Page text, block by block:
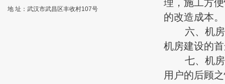
地 址：武汉市武昌区丰收村107号
理，施工方
的改造成本。
六、机房
机房建设的
七、机房
用户的后顾